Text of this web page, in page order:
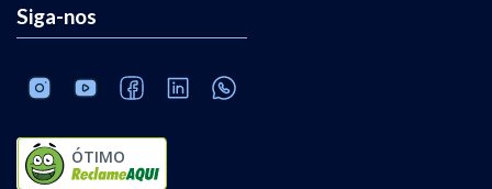
Siga-nos
ÓTIMO